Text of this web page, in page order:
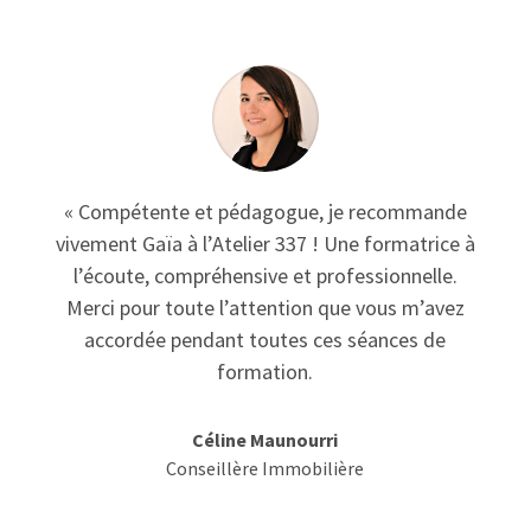
« Compétente et pédagogue, je recommande
vivement Gaïa à l’Atelier 337 ! Une formatrice à
l’écoute, compréhensive et professionnelle.
Merci pour toute l’attention que vous m’avez
accordée pendant toutes ces séances de
formation.
Céline Maunourri
Conseillère Immobilière